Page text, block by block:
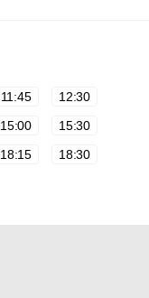
11:45
12:30
15:00
15:30
18:15
18:30